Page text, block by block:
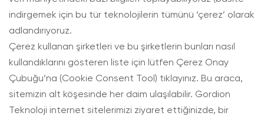
indirgemek için bu tür teknolojilerin tümünü ‘çerez’ olarak
adlandırıyoruz.
Çerez kullanan şirketleri ve bu şirketlerin bunları nasıl
kullandıklarını gösteren liste için lütfen Çerez Onay
Çubuğu’na (Cookie Consent Tool) tıklayınız. Bu araca,
sitemizin alt köşesinde her daim ulaşılabilir. Gordion
Teknoloji internet sitelerimizi ziyaret ettiğinizde, bir